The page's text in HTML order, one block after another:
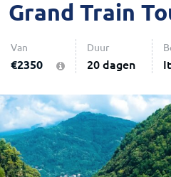
Grand Train
Van
€2350
Duur
20 dagen